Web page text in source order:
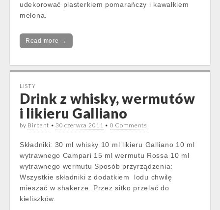
udekorować plasterkiem pomarańczy i kawałkiem
melona.
Read more →
LISTY
Drink z whisky, wermutów
i likieru Galliano
by Birbant •30 czerwca 2011 • 0 Comments
Składniki: 30 ml whisky 10 ml likieru Galliano 10 ml
wytrawnego Campari 15 ml wermutu Rossa 10 ml
wytrawnego wermutu Sposób przyrządzenia:
Wszystkie składniki z dodatkiem lodu chwilę
mieszać w shakerze. Przez sitko przelać do
kieliszków.